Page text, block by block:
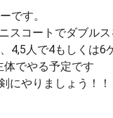
です。
スコートでダブルス
4,5人で4もしくは6
体でやる予定です
にやりましょう！！